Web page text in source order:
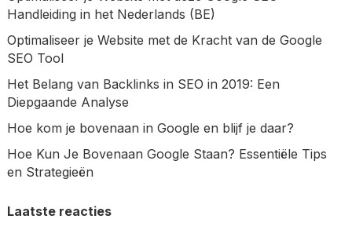
Handleiding in het Nederlands (BE)
Optimaliseer je Website met de Kracht van de Google
SEO Tool
Het Belang van Backlinks in SEO in 2019: Een
Diepgaande Analyse
Hoe kom je bovenaan in Google en blijf je daar?
Hoe Kun Je Bovenaan Google Staan? Essentiële Tips
en Strategieën
Laatste reacties